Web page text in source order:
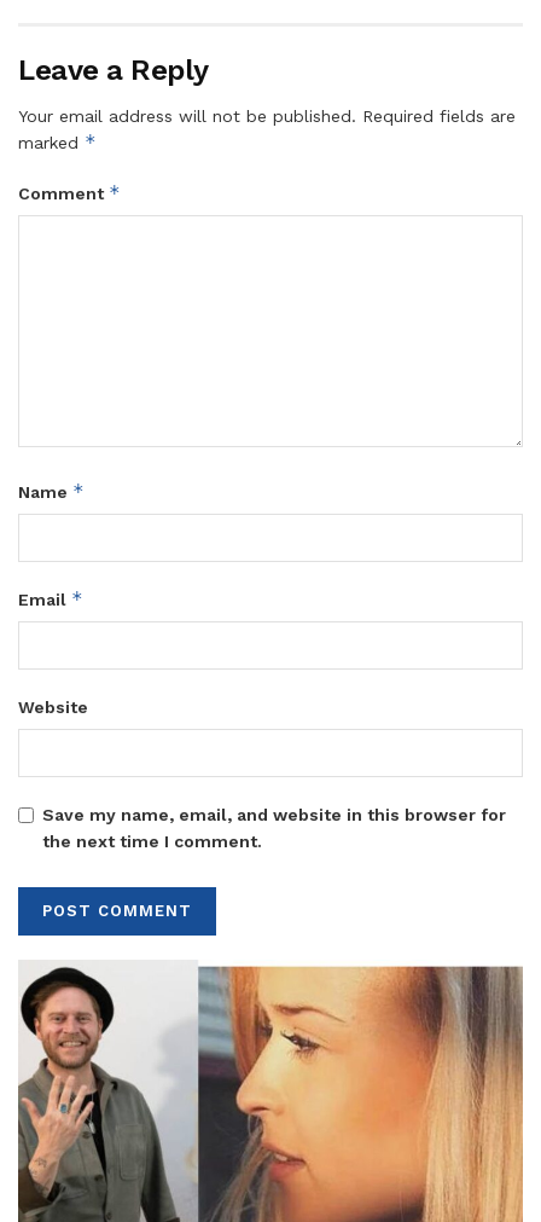
Leave a Reply
Your email address will not be published. Required fields are
marked *
Comment *
Name *
Email *
Website
Save my name, email, and website in this browser for
the next time I comment.